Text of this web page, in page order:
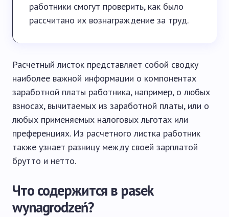
работники смогут проверить, как было
рассчитано их вознаграждение за труд.
Расчетный листок представляет собой сводку
наиболее важной информации о компонентах
заработной платы работника, например, о любых
взносах, вычитаемых из заработной платы, или о
любых применяемых налоговых льготах или
преференциях. Из расчетного листка работник
также узнает разницу между своей зарплатой
брутто и нетто.
Что содержится в pasek
wynagrodzeń?